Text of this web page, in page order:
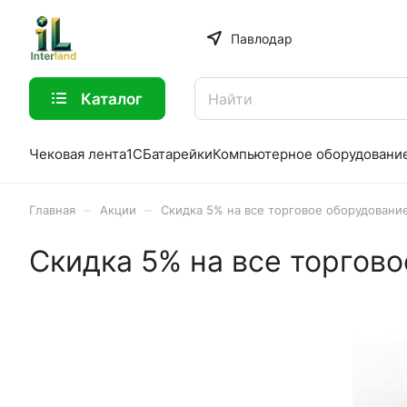
Павлодар
Каталог
Чековая лента1СБатарейкиКомпьютерное
Главная Акции Скидка 5% на все торговое
Скидка 5% на все